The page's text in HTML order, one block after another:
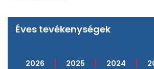
Éves tevékenységek
2026 2025 2024